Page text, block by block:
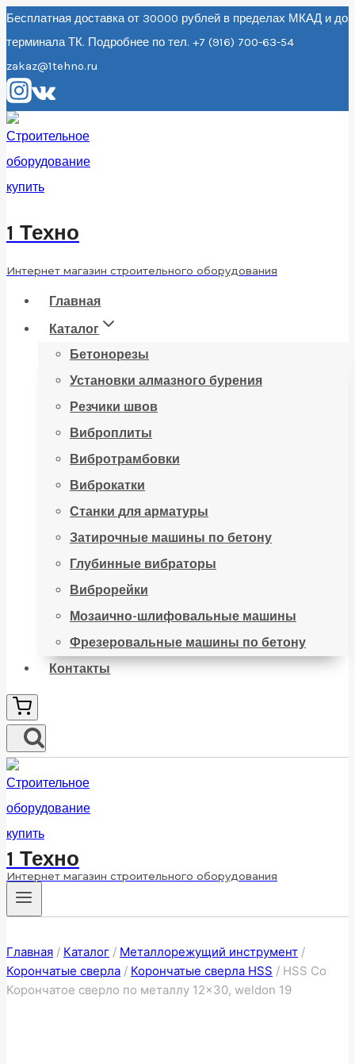
Перейти
к
содержанию
Бесплатная доставка от 30000 рублей в пределах МКАД и до
терминала ТК. Подробнее по тел. +7 (916) 700-63-54
zakaz@1tehno.ru
1 Техно
Интернет магазин строительного оборудования
Главная
Каталог
Бетонорезы
Установки алмазного бурения
Резчики швов
Виброплиты
Вибротрамбовки
Виброкатки
Станки для арматуры
Затирочные машины по бетону
Глубинные вибраторы
Виброрейки
Мозаично-шлифовальные машины
Фрезеровальные машины по бетону
Контакты
1 Техно
Интернет магазин строительного оборудования
Главная / Каталог / Металлорежущий инструмент /
Корончатые сверла / Корончатые сверла HSS / HSS Co
Корончатое сверло по металлу 12×30, weldon 19